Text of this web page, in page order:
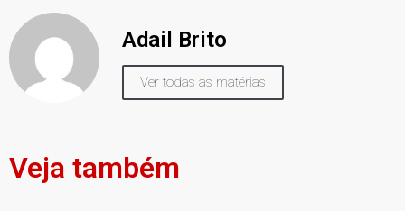
Adail Brito
Ver todas as matérias
Veja também